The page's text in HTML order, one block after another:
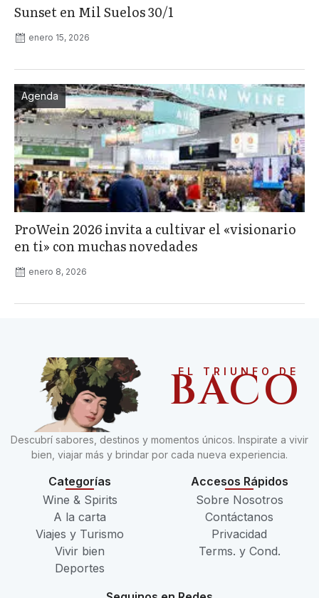
Sunset en Mil Suelos 30/1
enero 15, 2026
Agenda
ProWein 2026 invita a cultivar el «visionario
en ti» con muchas novedades
enero 8, 2026
EL TRIUNFO DE
BACO
Descubrí sabores, destinos y momentos únicos. Inspirate a vivir
bien, viajar más y brindar por cada nueva experiencia.
Categorías
Wine & Spirits
A la carta
Viajes y Turismo
Vivir bien
Deportes
Accesos Rápidos
Sobre Nosotros
Contáctanos
Privacidad
Terms. y Cond.